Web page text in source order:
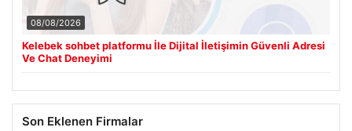
08/08/2026
Kelebek sohbet platformu İle Dijital İletişimin Güvenli Adresi
Ve Chat Deneyimi
Son Eklenen Firmalar